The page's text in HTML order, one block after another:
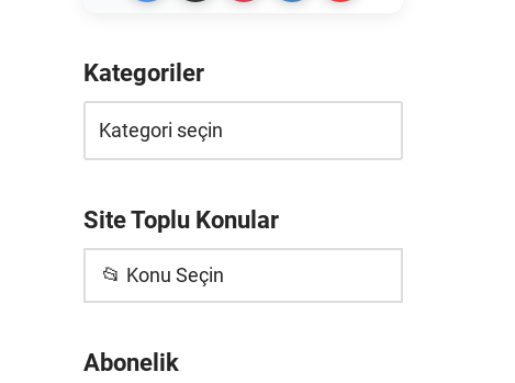
Kategoriler
Site Toplu Konular
📂 Konu Seçin
Abonelik